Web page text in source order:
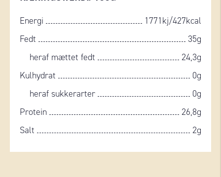
Energi
1771kj/427kcal
Fedt
35g
heraf mættet fedt
24,3g
Kulhydrat
0g
heraf sukkerarter
0g
Protein
26,8g
Salt
2g